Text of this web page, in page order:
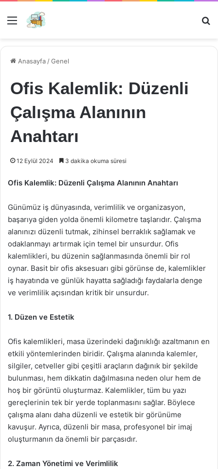
Menü
Anasayfa /Genel
Ofis Kalemlik: Düzenli
Çalışma Alanının
Anahtarı
12 Eylül 2024 3 dakika okuma süresi
Ofis Kalemlik: Düzenli Çalışma Alanının Anahtarı
Günümüz iş dünyasında, verimlilik ve organizasyon,
başarıya giden yolda önemli kilometre taşlarıdır. Çalışma
alanınızı düzenli tutmak, zihinsel berraklık sağlamak ve
odaklanmayı artırmak için temel bir unsurdur. Ofis
kalemlikleri, bu düzenin sağlanmasında önemli bir rol
oynar. Basit bir ofis aksesuarı gibi görünse de, kalemlikler
iş hayatında ve günlük hayatta sağladığı faydalarla denge
ve verimlilik açısından kritik bir unsurdur.
1. Düzen ve Estetik
Ofis kalemlikleri, masa üzerindeki dağınıklığı azaltmanın en
etkili yöntemlerinden biridir. Çalışma alanında kalemler,
silgiler, cetveller gibi çeşitli araçların dağınık bir şekilde
bulunması, hem dikkatin dağılmasına neden olur hem de
hoş bir görüntü oluşturmaz. Kalemlikler, tüm bu yazı
gereçlerinin tek bir yerde toplanmasını sağlar. Böylece
çalışma alanı daha düzenli ve estetik bir görünüme
kavuşur. Ayrıca, düzenli bir masa, profesyonel bir imaj
oluşturmanın da önemli bir parçasıdır.
2. Zaman Yönetimi ve Verimlilik